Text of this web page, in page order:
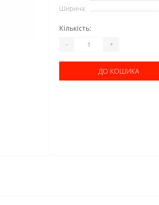
Ширина:
Кількість:
- +
ДО КОШИКА